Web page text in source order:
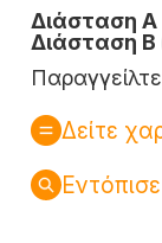
Διάσταση Α
Διάσταση Β
Δείτε